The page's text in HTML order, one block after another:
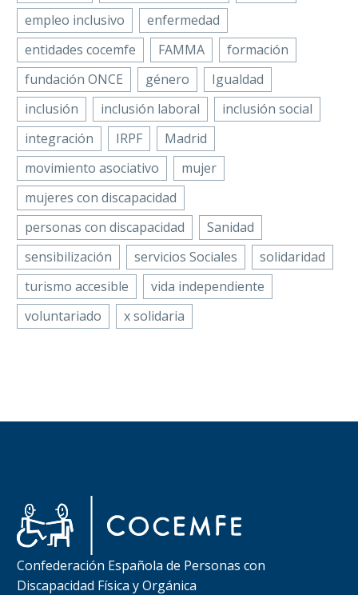
empleo inclusivo
enfermedad
entidades cocemfe
FAMMA
formación
fundación ONCE
género
Igualdad
inclusión
inclusión laboral
inclusión social
integración
IRPF
Madrid
movimiento asociativo
mujer
mujeres con discapacidad
personas con discapacidad
Sanidad
sensibilización
servicios Sociales
solidaridad
turismo accesible
vida independiente
voluntariado
x solidaria
Confederación Española de Personas con
Discapacidad Física y Orgánica